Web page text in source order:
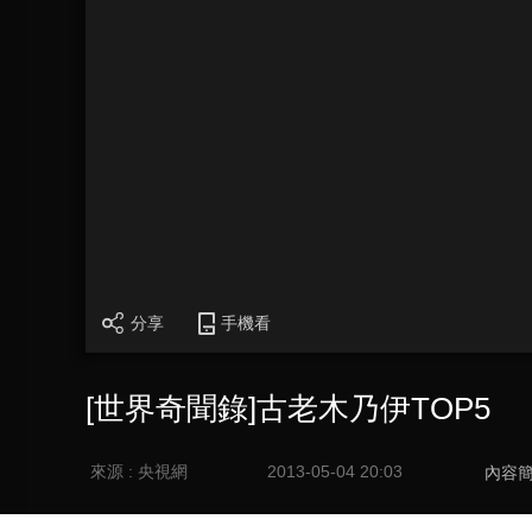
分享 手機看
[世界奇聞錄]古老木乃伊TOP5
來源 : 央視網 2013-05-04 20:03 內容